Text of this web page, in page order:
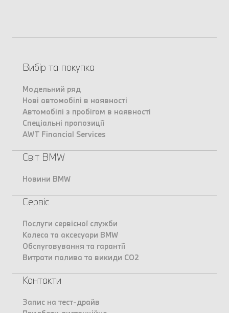
Вибір та покупка
Модельний ряд
Нові автомобілі в наявності
Автомобілі з пробігом в наявності
Спеціальні пропозиції
AWT Financial Services
Світ BMW
Новини BMW
Сервіс
Послуги сервісної служби
Колеса та аксесуари BMW
Обслуговування та гарантії
Витрати палива та викиди CO2
Контакти
Запис на тест-драйв